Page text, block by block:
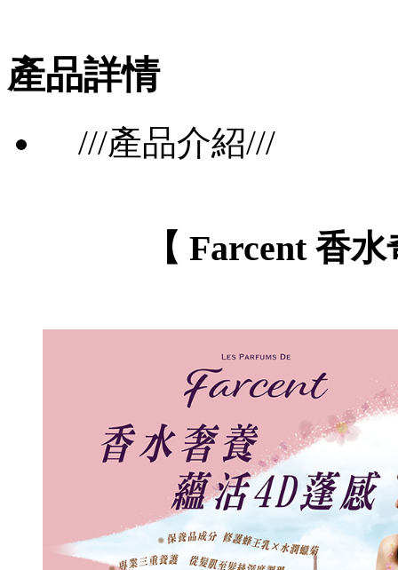
產品詳情
///產品介紹///
【 Farcent 香